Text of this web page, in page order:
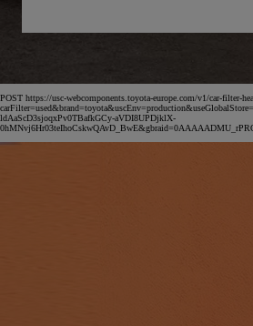
POST https://usc-webcomponents.toyota-europe.com/v1/car-filter-
ldAaScD3sjoqxPv0TBafkGCy-aVDI8UPDjklX-